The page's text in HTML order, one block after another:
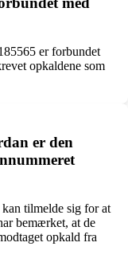
er forbundet
opkaldene som
er den
tilmelde sig for at
bemærket, at de
opkald fra